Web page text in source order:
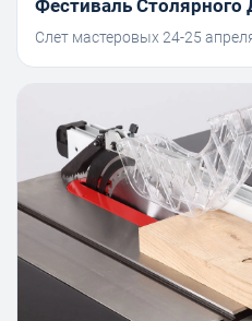
Фестиваль
Слет мастеровых 24-25